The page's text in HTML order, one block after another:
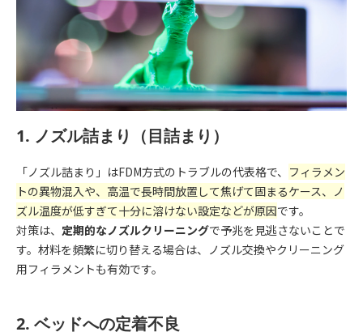
1. ノズル詰まり（目詰まり）
「ノズル詰まり」はFDM方式のトラブルの代表格で、 フィラメン
トの異物混入や、高温で長時間放置して焦げて固まるケース、ノ
ズル温度が低すぎて十分に溶けない設定などが原因です。
対策は、 定期的なノズルクリーニングで予兆を見逃さないことで
す。材料を頻繁に切り替える場合は、ノズル交換やクリーニング
用フィラメントも有効です。
2. ベッドへの定着不良